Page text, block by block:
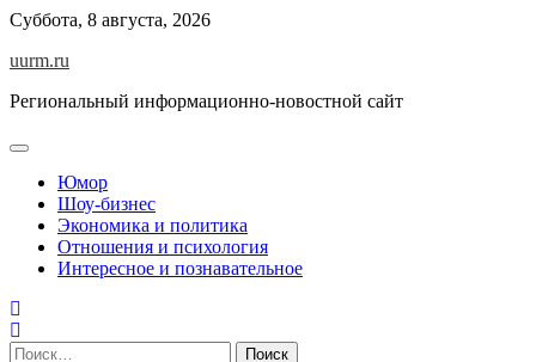
Skip
content
Суббота, 8 августа, 2026
uurm.ru
Региональный информационно-новостной сайт
Юмор
Шоу-бизнес
Экономика и политика
Отношения и психология
Интересное и познавательное
Найти: